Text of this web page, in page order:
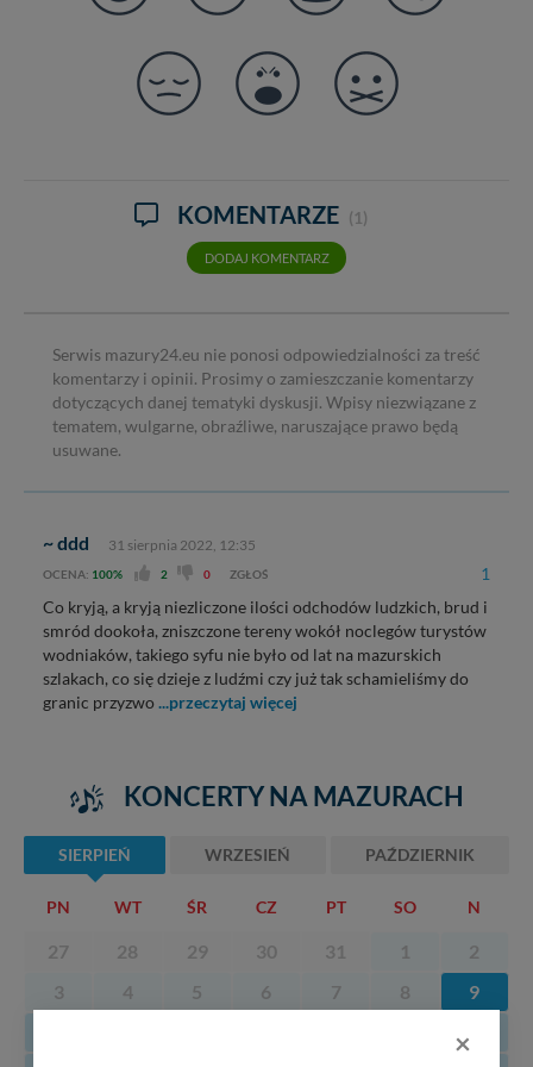
KOMENTARZE (1)
DODAJ KOMENTARZ
Serwis mazury24.eu nie ponosi odpowiedzialności za treść
komentarzy i opinii. Prosimy o zamieszczanie komentarzy
dotyczących danej tematyki dyskusji. Wpisy niezwiązane z
tematem, wulgarne, obraźliwe, naruszające prawo będą
usuwane.
~ ddd 31 sierpnia 2022, 12:35
OCENA: 100% 2 0 ZGŁOŚ 1
Co kryją, a kryją niezliczone ilości odchodów ludzkich, brud i
smród dookoła, zniszczone tereny wokół noclegów turystów
wodniaków, takiego syfu nie było od lat na mazurskich
szlakach, co się dzieje z ludźmi czy już tak schamieliśmy do
granic przyzwo ...przeczytaj więcej
KONCERTY NA MAZURACH
SIERPIEŃ WRZESIEŃ PAŹDZIERNIK
PN WT ŚR CZ PT SO N
27 28 29 30 31 1
2
3
4 5 6 7 8
9
16
×